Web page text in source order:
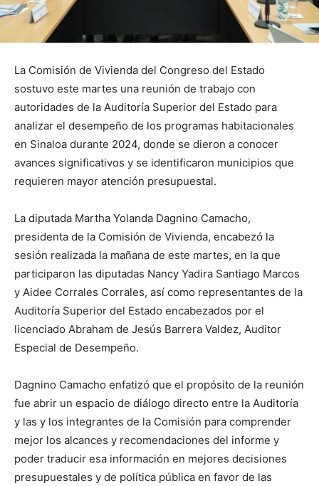
La Comisión de Vivienda del Congreso del Estado
sostuvo este martes una reunión de trabajo con
autoridades de la Auditoría Superior del Estado para
analizar el desempeño de los programas habitacionales
en Sinaloa durante 2024, donde se dieron a conocer
avances significativos y se identificaron municipios que
requieren mayor atención presupuestal.
La diputada Martha Yolanda Dagnino Camacho,
presidenta de la Comisión de Vivienda, encabezó la
sesión realizada la mañana de este martes, en la que
participaron las diputadas Nancy Yadira Santiago Marcos
y Aidee Corrales Corrales, así como representantes de la
Auditoría Superior del Estado encabezados por el
licenciado Abraham de Jesús Barrera Valdez, Auditor
Especial de Desempeño.
Dagnino Camacho enfatizó que el propósito de la reunión
fue abrir un espacio de diálogo directo entre la Auditoría
y las y los integrantes de la Comisión para comprender
mejor los alcances y recomendaciones del informe y
poder traducir esa información en mejores decisiones
presupuestales y de política pública en favor de las